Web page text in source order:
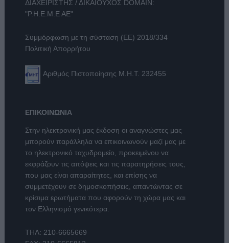
ΔΙΑΧΕΙΡΙΣΤΗΣ / ΔΙΚΑΙΟΥΧΟΣ DOMAIN:
"Ρ.Η.Ε.Μ.Ε ΑΕ"
Συμμόρφωση με τη σύσταση (ΕΕ) 2018/334
Πολιτική Απορρήτου
Αριθμός Πιστοποίησης Μ.Η.Τ. 232455
ΕΠΙΚΟΙΝΩΝΙΑ
Στην ηλεκτρονική μας έκδοση οι αναγνώστες μας
μπορούν παράλληλα να επικοινωνούν μαζί μας με
το ηλεκτρονικό ταχυδρομείο, προκειμένου να
εκφράζουν τις απόψεις και τις παρατηρήσεις τους,
που μας είναι απαραίτητες, και επίσης να
συμμετέχουν σε δημοσκοπήσεις, απαντώντας σε
κρίσιμα ερωτήματα που αφορούν τη χώρα μας και
τον Ελληνισμό γενικότερα.
ΤΗΛ: 210-6665669